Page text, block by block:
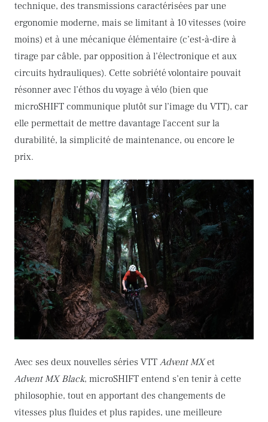
technique, des transmissions caractérisées par une
ergonomie moderne, mais se limitant à 10 vitesses (voire
moins) et à une mécanique élémentaire (c’est-à-dire à
tirage par câble, par opposition à l’électronique et aux
circuits hydrauliques). Cette sobriété volontaire pouvait
résonner avec l’éthos du voyage à vélo (bien que
microSHIFT communique plutôt sur l’image du VTT), car
elle permettait de mettre davantage l'accent sur la
durabilité, la simplicité de maintenance, ou encore le
prix.
Avec ses deux nouvelles séries VTT Advent MXet
Advent MX Black, microSHIFT entend s’en tenir à cette
philosophie, tout en apportant des changements de
vitesses plus fluides et plus rapides, une meilleure